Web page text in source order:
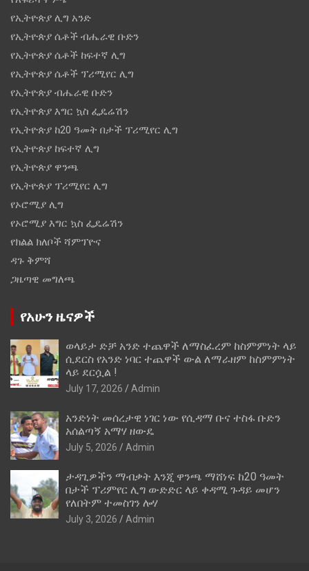
የኢትዮጵያ ሊግ አንድ
የኢትዮጵያ ሴቶች ብሔራዊ ቡድን
የኢትዮጵያ ሴቶች ከፍተኛ ሊግ
የኢትዮጵያ ሴቶች ፕሪሚየር ሊግ
የኢትዮጵያ ብሔራዊ ቡድን
የኢትዮጵያ እግር ኳስ ፌዴሬሽን
የኢትዮጵያ ከ20 ዓመት በታች ፕሪሚየር ሊግ
የኢትዮጵያ ከፍተኛ ሊግ
የኢትዮጵያ ዋንጫ
የኢትዮጵያ ፕሪሚየር ሊግ
የኦሮሚያ ሊግ
የኦሮሚያ እግር ኳስ ፌዴሬሽን
የክልል ክለቦች ሻምፕዮና
ዳጉ ቅምሻ
ጋዜጣዊ መግለጫ
የአሁን ዜናዎች
ወላይታ ድቻ አንድ ተጨዋች ለማስፈረም ከስምምነት ላይ
ሲደርስ የአንድ ነባር ተጨዋች ውል ለማራዘም ከስምምነት
ላይ ደርሷል !
July 17, 2026 Admin
አንድነት መሰረታዊ ነገር ነው የሲዳማ ቡና ተስፋ ቡድን
አሰልጣኝ አማሃ ዘውዴ
July 5, 2026 Admin
ታዳጊዎችን ማብቃት እንጂ ዋንጫ ማሸነፍ ከ20 ዓመት
በታች ፕሪምየር ሊግ ውድድር ላይ ቀዳሚ ጉዳይ መሆን
የለበትም ተመስገን ሎሃ
July 3, 2026 Admin